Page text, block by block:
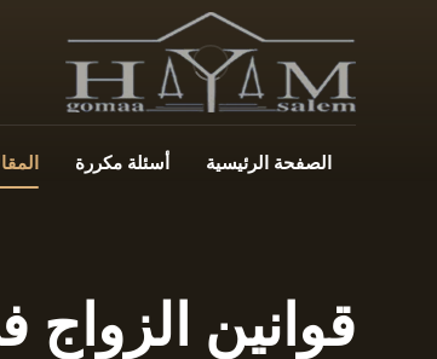
الصفحة الرئيسية أسئلة مكررة
قوانين الزواج